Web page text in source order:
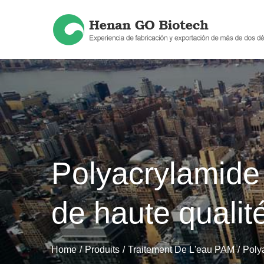
de haute
Home Produits Traitement De L'eau PAM